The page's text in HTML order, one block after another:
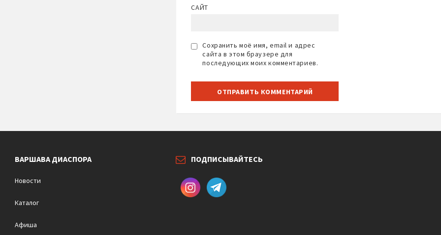
САЙТ
Сохранить моё имя, email и адрес
сайта в этом браузере для
последующих моих комментариев.
ВАРШАВА ДИАСПОРА
Новости
Каталог
Афиша
ПОДПИСЫВАЙТЕСЬ